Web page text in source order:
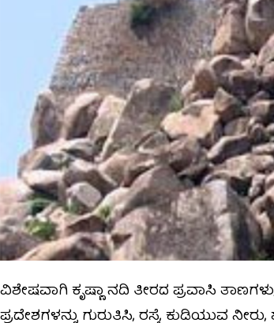
ವಿಶೇಷವಾಗಿ ಕೃಷ್ಣಾ ನದಿ ತೀರದ ಪ್ರವಾಸಿ
ಪ್ರದೇಶಗಳನ್ನು ಗುರುತಿಸಿ, ರಸ್ತೆ, ಕುಡಿಯುವ